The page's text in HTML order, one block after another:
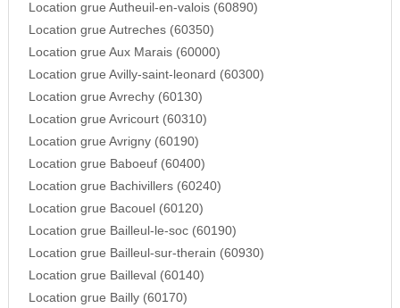
Location grue Autheuil-en-valois (60890)
Location grue Autreches (60350)
Location grue Aux Marais (60000)
Location grue Avilly-saint-leonard (60300)
Location grue Avrechy (60130)
Location grue Avricourt (60310)
Location grue Avrigny (60190)
Location grue Baboeuf (60400)
Location grue Bachivillers (60240)
Location grue Bacouel (60120)
Location grue Bailleul-le-soc (60190)
Location grue Bailleul-sur-therain (60930)
Location grue Bailleval (60140)
Location grue Bailly (60170)